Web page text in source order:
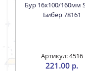
Бур 16х100/160мм SDS +
Бибер 78161
Артикул: 4516
221.00 р.